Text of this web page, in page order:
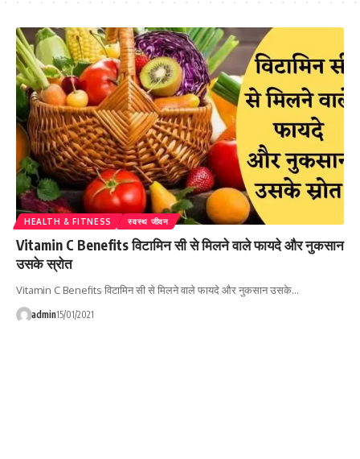
HEALTH & FITNESS स्वस्थ जीवन
Vitamin C Benefits विटामिन सी से मिलने वाले फायदे और नुकसान
उसके स्रोत
Vitamin C Benefits विटामिन सी से मिलने वाले फायदे और नुकसान उसके…
admin15/01/2021